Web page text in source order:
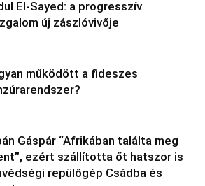
El‑Sayed: a progresszív
új zászlóvivője
működött a fideszes
Gáspár “Afrikában találta meg
ezért szállította őt hatszor is
repülőgép Csádba és